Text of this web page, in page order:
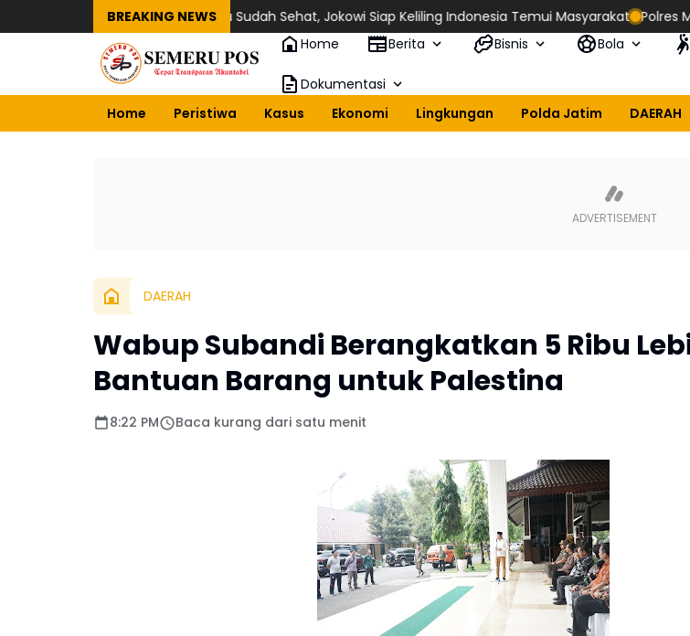
BREAKING NEWS
Mengaku Sudah Sehat, Jokowi Siap Keliling Indonesia Temui Masyarakat Polres Madiun
Home
Berita Bisnis Bola
Dokumentasi
Home
Peristiwa Kasus Ekonomi Lingkungan Polda Jatim DAERAH
DAERAH
Wabup Subandi Berangkatkan 5 Ribu
Bantuan Barang untuk Palestina
8:22 PM Baca kurang dari satu menit